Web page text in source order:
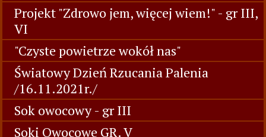
Projekt "Zdrowo jem, więcej wiem!" - gr III,
VI
"Czyste powietrze wokół nas"
Światowy Dzień Rzucania Palenia
/16.11.2021r./
Sok owocowy - gr III
Soki Owocowe GR. V